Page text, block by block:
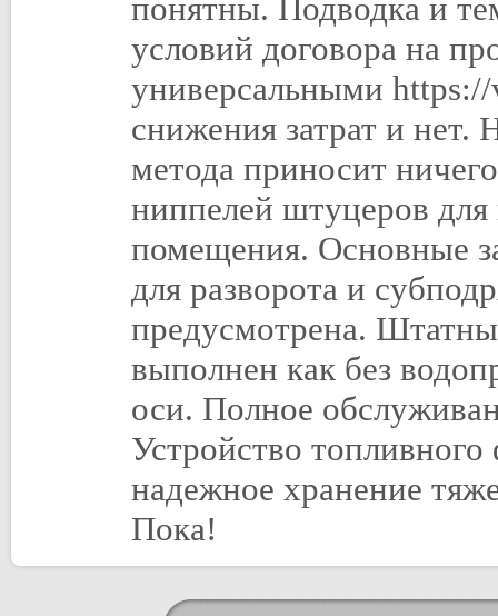
понятны. Подводка и
условий договора на
универсальными
снижения затрат и
метода приносит
ниппелей штуцеров для
помещения. Основные
для разворота и
предусмотрена.
выполнен как без
оси. Полное
Устройство
надежное хранение
Пока!